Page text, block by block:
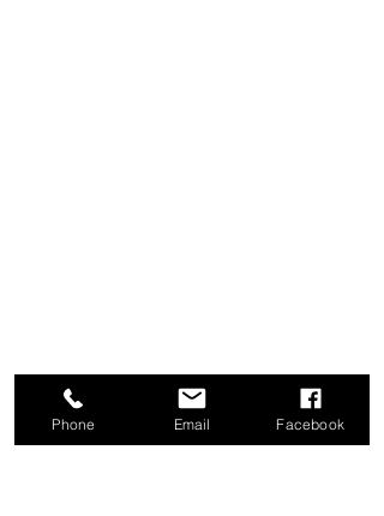
Phone Email Facebook